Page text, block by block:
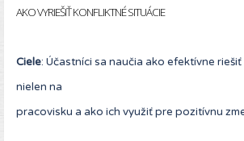
AKO VYRIEŠIŤ KONFLIKTNÉ SITUÁCIE
Ciele: Účastníci sa naučia ako efektívne
nielen na
pracovisku a ako ich využiť pre pozitívnu